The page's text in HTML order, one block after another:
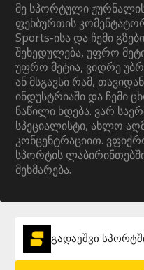
მე სპორტული
ფეხბურთის
Sports-ისა და ჩემი
შეხედულება, უფრო
უფრო მეტია, ვიდრე
ან მსგავსი რამ,
ინდუსტრიაში და ჩემი
ნაწილი ხდება. ვარ
სპეციალისტი, ახლო
კონცენტრაციით.
სპორტის
მეხმარება.
გადაეშვი